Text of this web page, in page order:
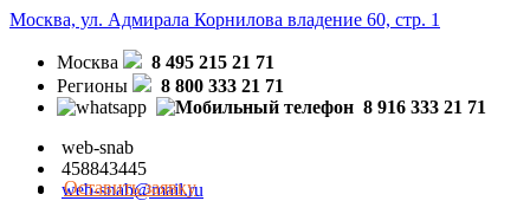
Москва, ул. Адмирала Корнилова владение 60, стр. 1
Москва
8 495 215 21 71
Регионы
8 800 333 21 71
8 916 333 21 71
web-snab
458843445
web-snab@mail.ru
Оставить заявку